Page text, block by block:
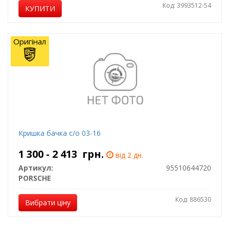
КУПИТИ Код: 3993512-54
Кришка бачка с/о 03-16
1 300 - 2 413 грн.
від 2 дн.
Артикул:
95510644720
PORSCHE
Вибрати ціну Код: 886530
Оригінал